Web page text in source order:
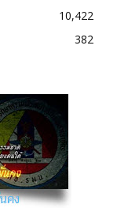
10,422
382